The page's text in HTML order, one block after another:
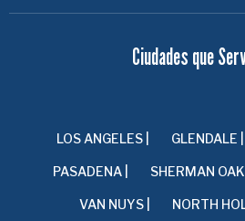
Ciudades que
LOS ANGELES | GLENDALE |
PASADENA | SHERMAN
VAN NUYS | NORTH